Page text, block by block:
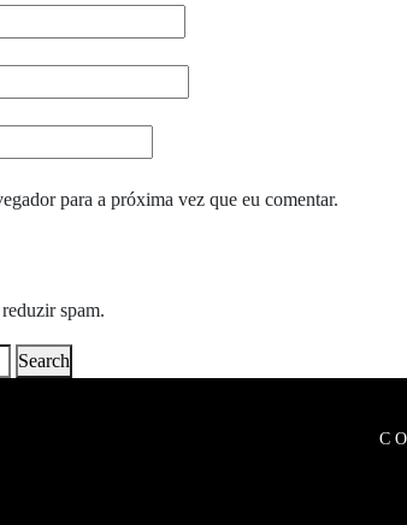
para a próxima vez que eu comentar.
spam.
Search